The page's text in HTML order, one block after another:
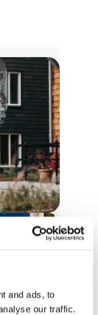
and ads, to
our traffic.